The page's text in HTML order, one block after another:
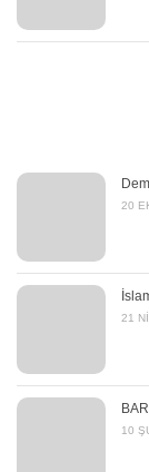
20
21
10